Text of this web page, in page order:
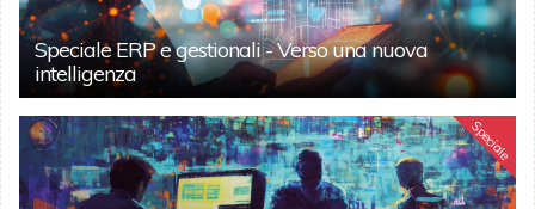
Speciale ERP e gestionali - Verso una nuova
intelligenza
Speciale